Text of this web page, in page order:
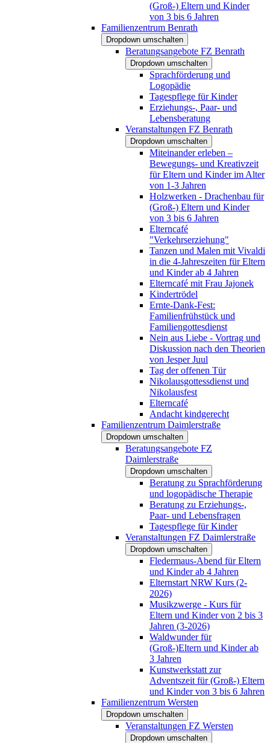
(Groß-) Eltern und Kinder
von 3 bis 6 Jahren
Familienzentrum Benrath
Dropdown umschalten
Beratungsangebote FZ Benrath
Dropdown umschalten
Sprachförderung und
Logopädie
Tagespflege für Kinder
Erziehungs-, Paar- und
Lebensberatung
Veranstaltungen FZ Benrath
Dropdown umschalten
Miteinander erleben –
Bewegungs- und Kreativzeit
für Eltern und Kinder im Alter
von 1-3 Jahren
Holzwerken - Drachenbau für
(Groß-) Eltern und Kinder
von 3 bis 6 Jahren
Elterncafé
"Verkehrserziehung"
Tanzen und Malen mit Vivaldi
in die 4-Jahreszeiten für Eltern
und Kinder ab 4 Jahren
Elterncafé mit Frau Jajonek
Kindertrödel
Ernte-Dank-Fest:
Familienfrühstück und
Familiengottesdienst
Nein aus Liebe - Vortrag und
Diskussion nach den Theorien
von Jesper Juul
Tag der offenen Tür
Nikolausgottessdienst und
Nikolausfest
Elterncafé
Andacht kindgerecht
Familienzentrum Daimlerstraße
Dropdown umschalten
Beratungsangebote FZ
Daimlerstraße
Dropdown umschalten
Beratung zu Sprachförderung
und logopädische Therapie
Beratung zu Erziehungs-,
Paar- und Lebensfragen
Tagespflege für Kinder
Veranstaltungen FZ Daimlerstraße
Dropdown umschalten
Fledermaus-Abend für Eltern
und Kinder ab 4 Jahren
Elternstart NRW Kurs (2-
2026)
Musikzwerge - Kurs für
Eltern und Kinder von 2 bis 3
Jahren (3-2026)
Waldwunder für
(Groß-)Eltern und Kinder ab
3 Jahren
Kunstwerkstatt zur
Adventszeit für (Groß-) Eltern
und Kinder von 3 bis 6 Jahren
Familienzentrum Wersten
Dropdown umschalten
Veranstaltungen FZ Wersten
Dropdown umschalten